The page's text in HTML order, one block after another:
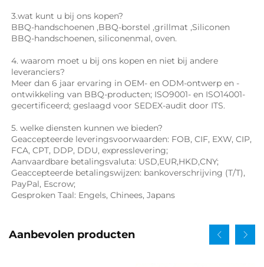
3.wat kunt u bij ons kopen?
BBQ-handschoenen ,BBQ-borstel ,grillmat ,Siliconen
BBQ-handschoenen, siliconenmal, oven.
4. waarom moet u bij ons kopen en niet bij andere
leveranciers?
Meer dan 6 jaar ervaring in OEM- en ODM-ontwerp en -
ontwikkeling van BBQ-producten; ISO9001- en ISO14001-
gecertificeerd; geslaagd voor SEDEX-audit door ITS.
5. welke diensten kunnen we bieden?
Geaccepteerde leveringsvoorwaarden: FOB, CIF, EXW, CIP,
FCA, CPT, DDP, DDU, expresslevering;
Aanvaardbare betalingsvaluta: USD,EUR,HKD,CNY;
Geaccepteerde betalingswijzen: bankoverschrijving (T/T),
PayPal, Escrow;
Gesproken Taal: Engels, Chinees, Japans
Aanbevolen producten